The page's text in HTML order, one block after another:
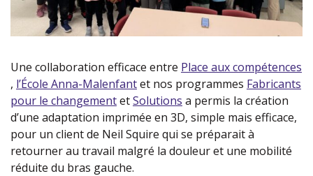
Une collaboration efficace entre Place aux compétences
(nouvelle fenetre)
, l’École Anna-Malenfant(nouvelle fenetre)
et nos programmes Fabricants
pour le changement(nouvelle fenetre)
etSolutions (nouvelle fenetre)
a permis la création
d’une adaptation imprimée en 3D, simple mais efficace,
pour un client de Neil Squire qui se préparait à
retourner au travail malgré la douleur et une mobilité
réduite du bras gauche.